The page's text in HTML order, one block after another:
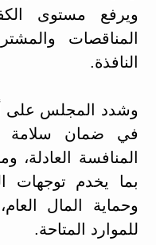
ويرفع مستوى
المناقصات
النافذة.
وشدد المجلس على
في ضمان سلامة
المنافسة العادلة،
بما يخدم توجهات
وحماية المال
للموارد المتاحة.